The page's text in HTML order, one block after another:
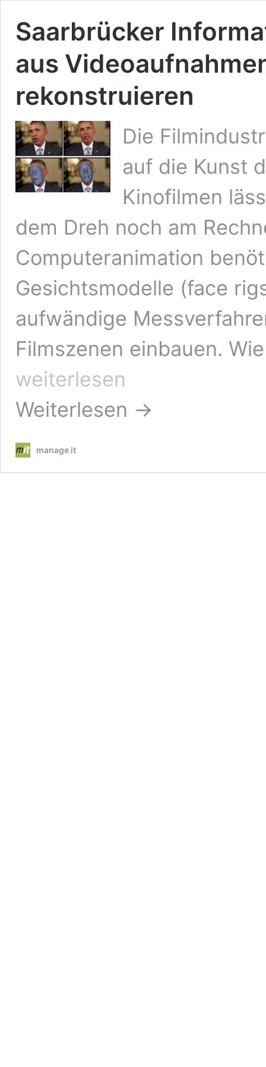
Saarbrücker
aus
rekonstruieren
Die
auf die Kunst
Kinofilmen
dem Dreh noch am
Computeranimation
Gesichtsmodelle (face
aufwändige
Filmszenen einbauen.
weiterlesen
Weiterlesen →
manage it